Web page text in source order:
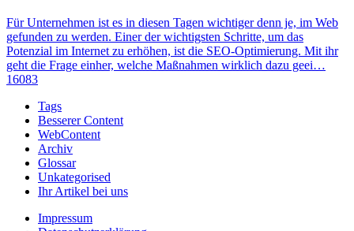
Für Unternehmen ist es in diesen Tagen wichtiger denn je, im Web
gefunden zu werden. Einer der wichtigsten Schritte, um das
Potenzial im Internet zu erhöhen, ist die SEO-Optimierung. Mit ihr
geht die Frage einher, welche Maßnahmen wirklich dazu geei…
16083
Tags
Besserer Content
WebContent
Archiv
Glossar
Unkategorised
Ihr Artikel bei uns
Impressum